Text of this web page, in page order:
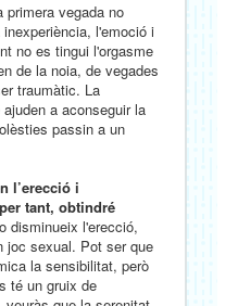
primera vegada no
l'emoció i
no es tingui l'orgasme
de la noia, de vegades
traumàtic. La
a aconseguir la
passin a un
l’erecció i
tant, obtindré
disminueix l'erecció,
joc sexual. Pot ser que
la sensibilitat, però
té un gruix de